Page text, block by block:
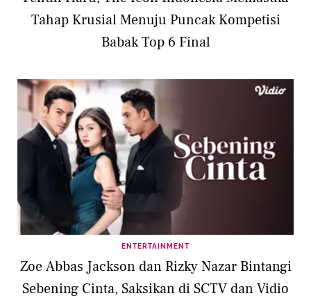
Tahap Krusial Menuju Puncak Kompetisi
Babak Top 6 Final
ENTERTAINMENT
Zoe Abbas Jackson dan Rizky Nazar Bintangi
Sebening Cinta, Saksikan di SCTV dan Vidio